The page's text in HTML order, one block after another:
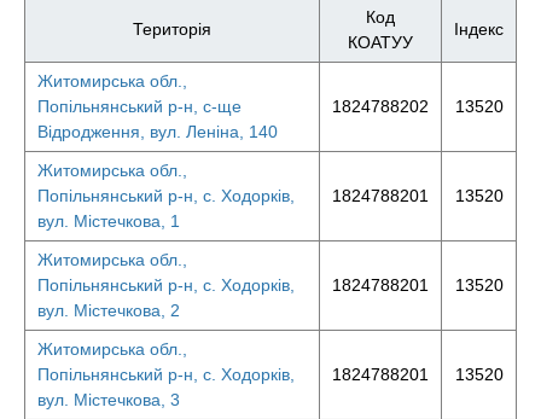
Територія
Код
КОАТУУ
Індекс
Житомирська обл.,
Попільнянський р-н, с-ще
Відродження, вул. Леніна, 140
1824788202 13520
Житомирська обл.,
Попільнянський р-н, с. Ходорків,
вул. Містечкова, 1
1824788201 13520
Житомирська обл.,
Попільнянський р-н, с. Ходорків,
вул. Містечкова, 2
1824788201 13520
Житомирська обл.,
Попільнянський р-н, с. Ходорків,
вул. Містечкова, 3
1824788201 13520